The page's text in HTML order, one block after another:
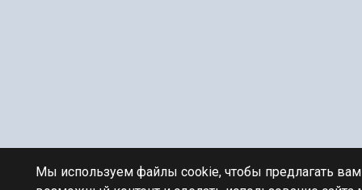
Мы используем файлы cookie, чтобы предлагать